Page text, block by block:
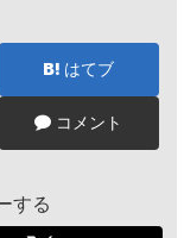
はてブ
コメント
する